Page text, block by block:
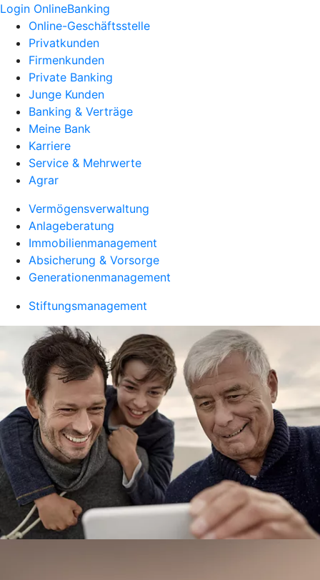
Login OnlineBanking
Online-Geschäftsstelle
Privatkunden
Firmenkunden
Private Banking
Junge Kunden
Banking & Verträge
Meine Bank
Karriere
Service & Mehrwerte
Agrar
Vermögensverwaltung
Anlageberatung
Immobilienmanagement
Absicherung & Vorsorge
Generationenmanagement
Stiftungsmanagement